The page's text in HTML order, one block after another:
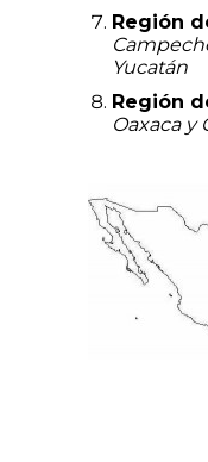
Región
Yucatán
Región
Oaxaca y